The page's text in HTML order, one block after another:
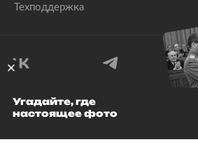
Техподдержка
© 1999–2026 Все права
Угадайте, где
настоящее фото